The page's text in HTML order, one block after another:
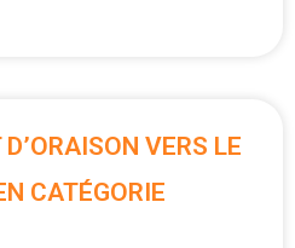
VERS LE
CATÉGORIE